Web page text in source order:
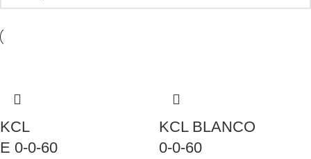
KCL
E 0-0-60
KCL BLANCO
0-0-60